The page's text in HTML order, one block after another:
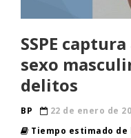
SSPE
sexo
delitos
BP
22 de enero de
Tiempo estimado